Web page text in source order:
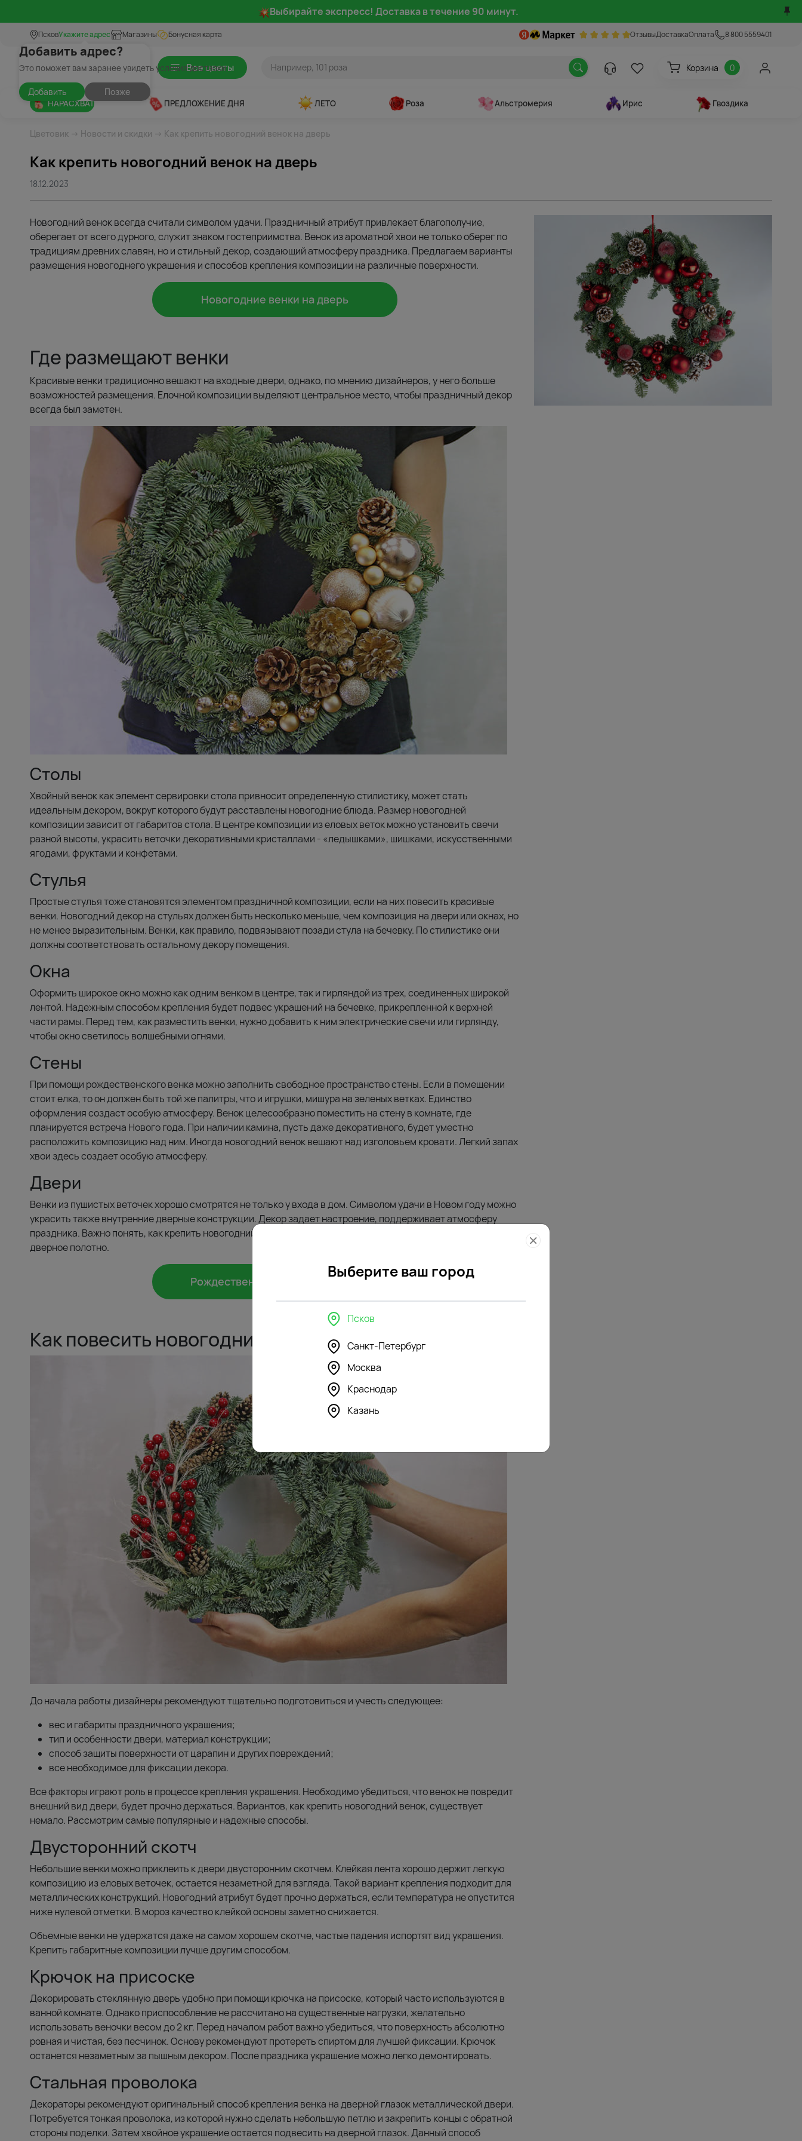
Выбирайте экспресс! Доставка в течение 90 минут.
ПсковУкажите адрес
Добавить адрес?
Это поможет вам заранее увидеть условия доставки
Добавить Позже
Магазины Бонусная карта ОтзывыДоставкаОплата 8 800 5559401
Все цветы Корзина 0
НАРАСХВАТ ПРЕДЛОЖЕНИЕ ДНЯ ЛЕТО Роза Альстромерия Ирис Гвоздика
Цветовик → Новости и скидки → Как крепить новогодний венок на дверь
Как крепить новогодний венок на дверь
18.12.2023
Новогодний венок всегда считали символом удачи. Праздничный атрибут привлекает благополучие,
оберегает от всего дурного, служит знаком гостеприимства. Венок из ароматной хвои не только оберег по
традициям древних славян, но и стильный декор, создающий атмосферу праздника. Предлагаем варианты
размещения новогоднего украшения и способов крепления композиции на различные поверхности.
Новогодние венки на дверь
Где размещают венки
Красивые венки традиционно вешают на входные двери, однако, по мнению дизайнеров, у него больше
возможностей размещения. Елочной композиции выделяют центральное место, чтобы праздничный декор
всегда был заметен.
Столы
Хвойный венок как элемент сервировки стола привносит определенную стилистику, может стать
идеальным декором, вокруг которого будут расставлены новогодние блюда. Размер новогодней
композиции зависит от габаритов стола. В центре композиции из еловых веток можно установить свечи
разной высоты, украсить веточки декоративными кристаллами - «ледышками», шишками, искусственными
ягодами, фруктами и конфетами.
Стулья
Простые стулья тоже становятся элементом праздничной композиции, если на них повесить красивые
венки. Новогодний декор на стульях должен быть несколько меньше, чем композиция на двери или окнах, но
не менее выразительным. Венки, как правило, подвязывают позади стула на бечевку. По стилистике они
должны соответствовать остальному декору помещения.
Окна
Оформить широкое окно можно как одним венком в центре, так и гирляндой из трех, соединенных широкой
лентой. Надежным способом крепления будет подвес украшений на бечевке, прикрепленной к верхней
части рамы. Перед тем, как разместить венки, нужно добавить к ним электрические свечи или гирлянду,
чтобы окно светилось волшебными огнями.
Стены
При помощи рождественского венка можно заполнить свободное пространство стены. Если в помещении
стоит елка, то он должен быть той же палитры, что и игрушки, мишура на зеленых ветках. Единство
оформления создаст особую атмосферу. Венок целесообразно поместить на стену в комнате, где
планируется встреча Нового года. При наличии камина, пусть даже декоративного, будет уместно
расположить композицию над ним. Иногда новогодний венок вешают над изголовьем кровати. Легкий запах
хвои здесь создает особую атмосферу.
Двери
Венки из пушистых веточек хорошо смотрятся не только у входа в дом. Символом удачи в Новом году можно
украсить также внутренние дверные конструкции. Декор задает настроение, поддерживает атмосферу
праздника. Важно понять, как крепить новогодний венок на дверь, поскольку никто не планирует портить
дверное полотно.
Рождественские венки из веток
Как повесить новогодний венок на входную дверь
До начала работы дизайнеры рекомендуют тщательно подготовиться и учесть следующее:
вес и габариты праздничного украшения;
тип и особенности двери, материал конструкции;
способ защиты поверхности от царапин и других повреждений;
все необходимое для фиксации декора.
Все факторы играют роль в процессе крепления украшения. Необходимо убедиться, что венок не повредит
внешний вид двери, будет прочно держаться. Вариантов, как крепить новогодний венок, существует
немало. Рассмотрим самые популярные и надежные способы.
Двусторонний скотч
Небольшие венки можно приклеить к двери двусторонним скотчем. Клейкая лента хорошо держит легкую
композицию из еловых веточек, остается незаметной для взгляда. Такой вариант крепления подходит для
металлических конструкций. Новогодний атрибут будет прочно держаться, если температура не опустится
ниже нулевой отметки. В мороз качество клейкой основы заметно снижается.
Объемные венки не удержатся даже на самом хорошем скотче, частые падения испортят вид украшения.
Крепить габаритные композиции лучше другим способом.
Крючок на присоске
Декорировать стеклянную дверь удобно при помощи крючка на присоске, который часто используются в
ванной комнате. Однако приспособление не рассчитано на существенные нагрузки, желательно
использовать веночки весом до 2 кг. Перед началом работ важно убедиться, что поверхность абсолютно
ровная и чистая, без песчинок. Основу рекомендуют протереть спиртом для лучшей фиксации. Крючок
останется незаметным за пышным декором. После праздника украшение можно легко демонтировать.
Стальная проволока
Декораторы рекомендуют оригинальный способ крепления венка на дверной глазок металлической двери.
Потребуется тонкая проволока, из которой нужно сделать небольшую петлю и закрепить концы с обратной
стороны поделки. Затем хвойное украшение остается подвесить на дверной глазок. Данный способ
Выберите ваш город
Псков
Санкт-Петербург
Москва
Краснодар
Казань